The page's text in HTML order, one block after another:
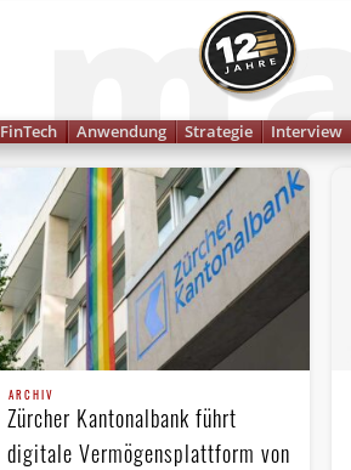
FinTech Anwendung Strategie Interview
ARCHIV
Zürcher Kantonalbank führt
digitale Vermögensplattform von